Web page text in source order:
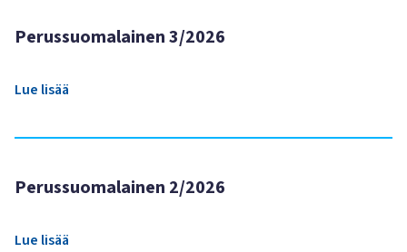
Perussuomalainen 3/2026
Lue lisää
Perussuomalainen 2/2026
Lue lisää